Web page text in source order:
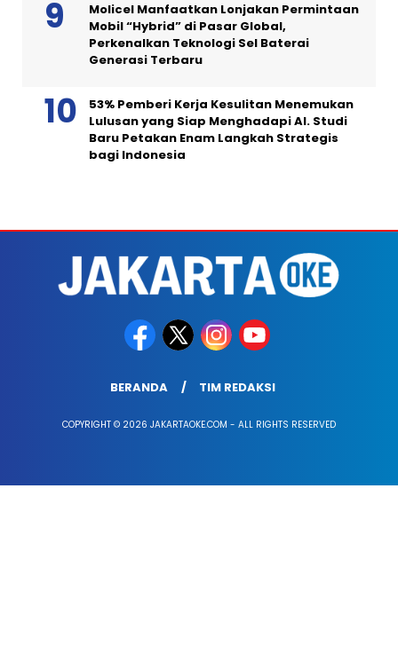
Molicel Manfaatkan Lonjakan Permintaan
Mobil “Hybrid” di Pasar Global,
Perkenalkan Teknologi Sel Baterai
Generasi Terbaru
53% Pemberi Kerja Kesulitan Menemukan
Lulusan yang Siap Menghadapi AI. Studi
Baru Petakan Enam Langkah Strategis
bagi Indonesia
BERANDA TIM REDAKSI
COPYRIGHT © 2026 JAKARTAOKE.COM - ALL RIGHTS RESERVED